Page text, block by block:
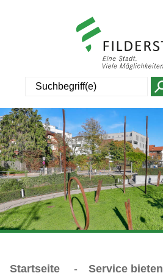
Startseite -
Service bieten